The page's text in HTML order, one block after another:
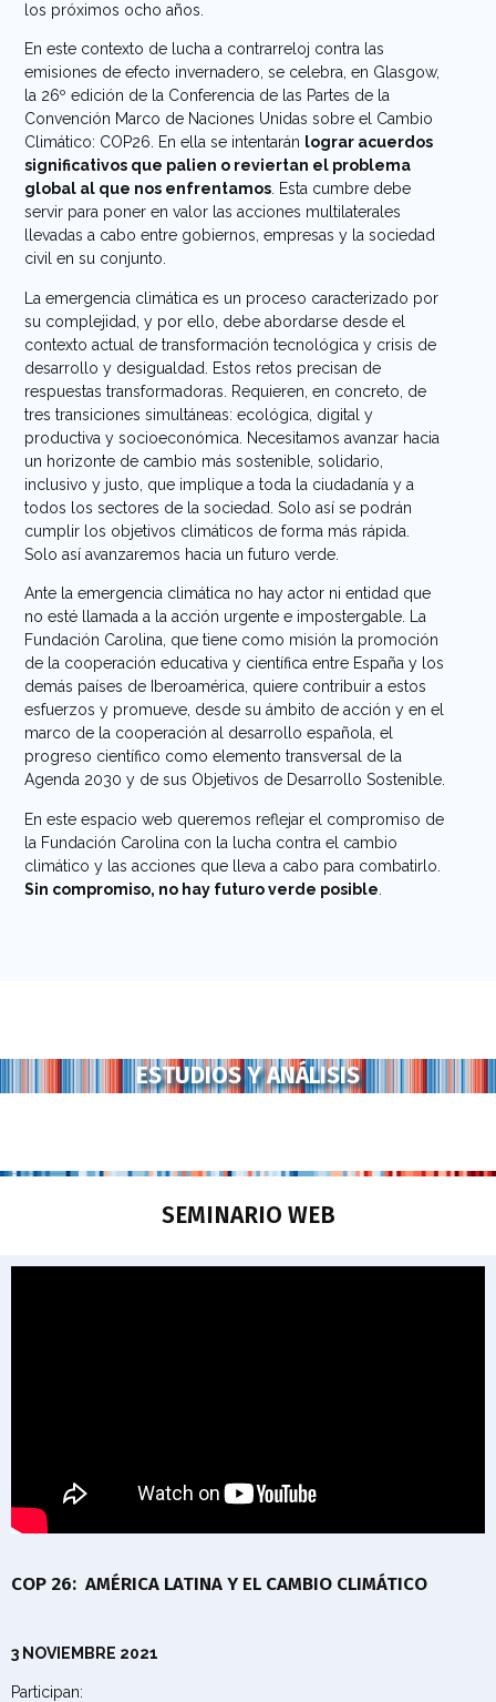
los próximos ocho años.
En este contexto de lucha a contrarreloj contra las
emisiones de efecto invernadero, se celebra, en Glasgow,
la 26º edición de la Conferencia de las Partes de la
Convención Marco de Naciones Unidas sobre el Cambio
Climático: COP26. En ella se intentarán lograr acuerdos
significativos que palien o reviertan el problema
global al que nos enfrentamos. Esta cumbre debe
servir para poner en valor las acciones multilaterales
llevadas a cabo entre gobiernos, empresas y la sociedad
civil en su conjunto.
La emergencia climática es un proceso caracterizado por
su complejidad, y por ello, debe abordarse desde el
contexto actual de transformación tecnológica y crisis de
desarrollo y desigualdad. Estos retos precisan de
respuestas transformadoras. Requieren, en concreto, de
tres transiciones simultáneas: ecológica, digital y
productiva y socioeconómica. Necesitamos avanzar hacia
un horizonte de cambio más sostenible, solidario,
inclusivo y justo, que implique a toda la ciudadanía y a
todos los sectores de la sociedad. Solo así se podrán
cumplir los objetivos climáticos de forma más rápida.
Solo así avanzaremos hacia un futuro verde.
Ante la emergencia climática no hay actor ni entidad que
no esté llamada a la acción urgente e impostergable. La
Fundación Carolina, que tiene como misión la promoción
de la cooperación educativa y científica entre España y los
demás países de Iberoamérica, quiere contribuir a estos
esfuerzos y promueve, desde su ámbito de acción y en el
marco de la cooperación al desarrollo española, el
progreso científico como elemento transversal de la
Agenda 2030 y de sus Objetivos de Desarrollo Sostenible.
En este espacio web queremos reflejar el compromiso de
la Fundación Carolina con la lucha contra el cambio
climático y las acciones que lleva a cabo para combatirlo.
Sin compromiso, no hay futuro verde posible
ESTUDIOS Y ANÁLISIS
SEMINARIO WEB
COP 26: AMÉRICA LATINA Y EL CAMBIO CLIMÁTICO
3 NOVIEMBRE 2021
Participan: